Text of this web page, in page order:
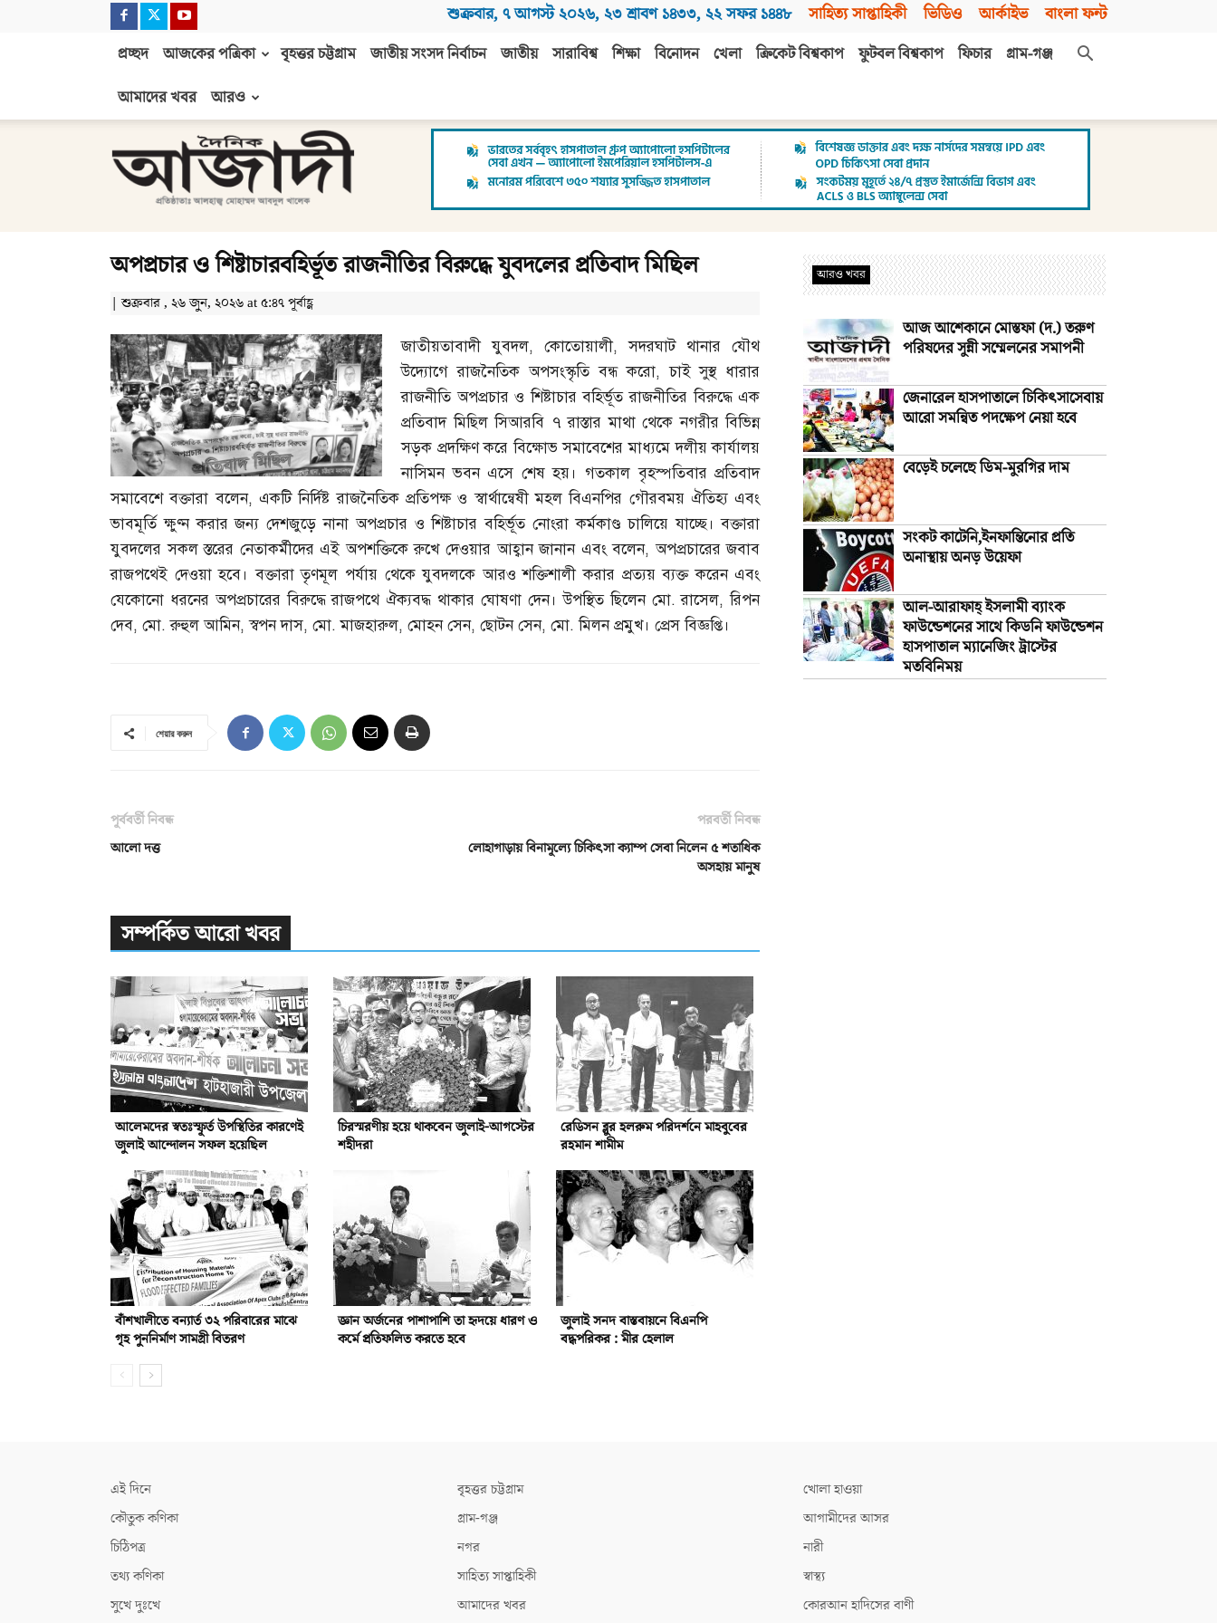
শুক্রবার, ৭ আগস্ট ২০২৬, ২৩ শ্রাবণ ১৪৩৩, ২২ সফর ১৪৪৮ সাহিত্য সাপ্তাহিকী ভিডিও আর্কাইভ বাংলা ফন্ট
প্রচ্ছদ আজকের পত্রিকা বৃহত্তর চট্টগ্রাম জাতীয় সংসদ নির্বাচন জাতীয় সারাবিশ্ব শিক্ষা বিনোদন খেলা ক্রিকেট বিশ্বকাপ ফুটবল বিশ্বকাপ ফিচার
গ্রাম-গঞ্জ
আমাদের খবর
আরও
আজাদী
অপপ্রচার ও শিষ্টাচারবহির্ভূত রাজনীতির বিরুদ্ধে যুবদলের প্রতিবাদ মিছিল
| শুক্রবার , ২৬ জুন, ২০২৬ at ৫:৪৭ পূর্বাহ্ণ
জাতীয়তাবাদী যুবদল,কোতোয়ালী,সদরঘাট থানার যৌথ
উদ্যোগে রাজনৈতিক অপসংস্কৃতি বন্ধ করো,চাই সুস্থ ধারার
রাজনীতি অপপ্রচার ও শিষ্টাচার বহির্ভূত রাজনীতির বিরুদ্ধে এক
প্রতিবাদ মিছিল সিআরবি ৭ রাস্তার মাথা থেকে নগরীর বিভিন্ন
সড়ক প্রদক্ষিণ করে বিক্ষোভ সমাবেশের মাধ্যমে দলীয় কার্যালয়
নাসিমন ভবন এসে শেষ হয়। গতকাল বৃহস্পতিবার প্রতিবাদ
সমাবেশে বক্তারা বলেন,একটি নির্দিষ্ট রাজনৈতিক প্রতিপক্ষ ও স্বার্থান্বেষী মহল বিএনপির গৌরবময় ঐতিহ্য এবং
ভাবমূর্তি ক্ষুণ্ন করার জন্য দেশজুড়ে নানা অপপ্রচার ও শিষ্টাচার বহির্ভূত নোংরা কর্মকাণ্ড চালিয়ে যাচ্ছে। বক্তারা
যুবদলের সকল স্তরের নেতাকর্মীদের এই অপশক্তিকে রুখে দেওয়ার আহ্বান জানান এবং বলেন,অপপ্রচারের জবাব
রাজপথেই দেওয়া হবে। বক্তারা তৃণমূল পর্যায় থেকে যুবদলকে আরও শক্তিশালী করার প্রত্যয় ব্যক্ত করেন এবং
যেকোনো ধরনের অপপ্রচারের বিরুদ্ধে রাজপথে ঐক্যবদ্ধ থাকার ঘোষণা দেন। উপস্থিত ছিলেন মো.রাসেল,রিপন
দেব, মো.রুহুল আমিন,স্বপন দাস, মো.মাজহারুল, মোহন সেন, ছোটন সেন, মো.মিলন প্রমুখ। প্রেস বিজ্ঞপ্তি।
শেয়ার করুন
পূর্ববর্তী নিবন্ধ
আলো দত্ত
পরবর্তী নিবন্ধ
লোহাগাড়ায় বিনামূল্যে চিকিৎসা ক্যাম্প সেবা নিলেন ৫ শতাধিক
অসহায় মানুষ
সম্পর্কিত আরো খবর
আলেমদের স্বতঃস্ফূর্ত উপস্থিতির কারণেই
জুলাই আন্দোলন সফল হয়েছিল
চিরস্মরণীয় হয়ে থাকবেন জুলাই-আগস্টের
শহীদরা
রেডিসন ব্লুর হলরুম পরিদর্শনে মাহবুবের
রহমান শামীম
বাঁশখালীতে বন্যার্ত ৩২ পরিবারের মাঝে
গৃহ পুননির্মাণ সামগ্রী বিতরণ
জ্ঞান অর্জনের পাশাপাশি তা হৃদয়ে ধারণ ও
কর্মে প্রতিফলিত করতে হবে
জুলাই সনদ বাস্তবায়নে বিএনপি
বদ্ধপরিকর : মীর হেলাল
আরও খবর
আজ আশেকানে মোস্তফা (দ.) তরুণ
পরিষদের সুন্নী সম্মেলনের সমাপনী
জেনারেল হাসপাতালে চিকিৎসাসেবায়
আরো সমন্বিত পদক্ষেপ নেয়া হবে
বেড়েই চলেছে ডিম-মুরগির দাম
সংকট কাটেনি,ইনফান্তিনোর প্রতি
অনাস্থায় অনড় উয়েফা
আল-আরাফাহ্‌ ইসলামী ব্যাংক
ফাউন্ডেশনের সাথে কিডনি ফাউন্ডেশন
হাসপাতাল ম্যানেজিং ট্রাস্টের
মতবিনিময়
এই দিনে
কৌতুক কণিকা
চিঠিপত্র
তথ্য কণিকা
সুখে দুঃখে
বৃহত্তর চট্টগ্রাম
গ্রাম-গঞ্জ
নগর
সাহিত্য সাপ্তাহিকী
আমাদের খবর
খোলা হাওয়া
আগামীদের আসর
নারী
স্বাস্থ্য
কোরআন হাদিসের বাণী